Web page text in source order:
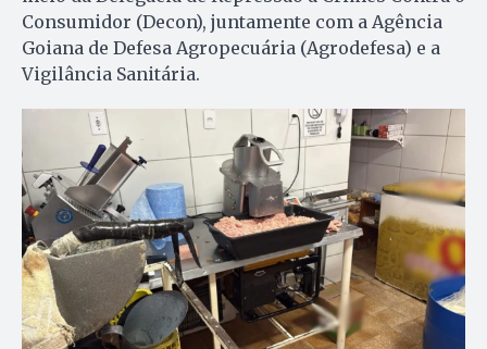
Consumidor (Decon), juntamente com a Agência
Goiana de Defesa Agropecuária (Agrodefesa) e a
Vigilância Sanitária.